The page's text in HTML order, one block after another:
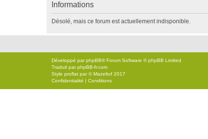
Informations
Désolé, mais ce forum est actuellement indisponible.
Développé parphpBB® Forum Software © phpBB Limited
Traduit parphpBB-fr.com
Style proflat par ©Mazeltof 2017
Confidentialité | Conditions